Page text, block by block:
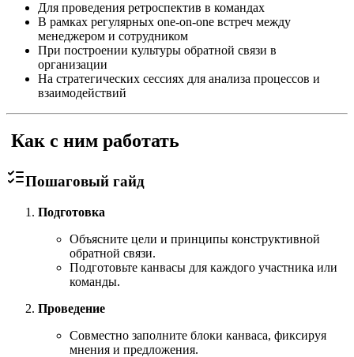
Для проведения ретроспектив в командах
В рамках регулярных one-on-one встреч между
менеджером и сотрудником
При построении культуры обратной связи в
организации
На стратегических сессиях для анализа процессов и
взаимодействий
️ Как с ним работать
Пошаговый гайд
Подготовка
Объясните цели и принципы конструктивной
обратной связи.
Подготовьте канвасы для каждого участника или
команды.
Проведение
Совместно заполните блоки канваса, фиксируя
мнения и предложения.